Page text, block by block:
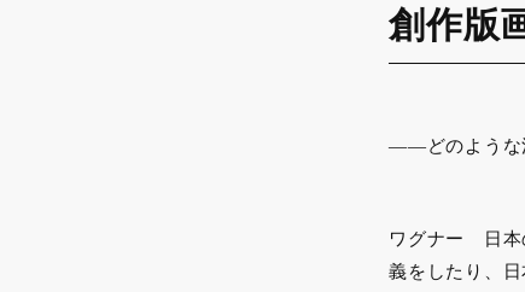
創作版
——どのような
ワグナー 日本
義をしたり、